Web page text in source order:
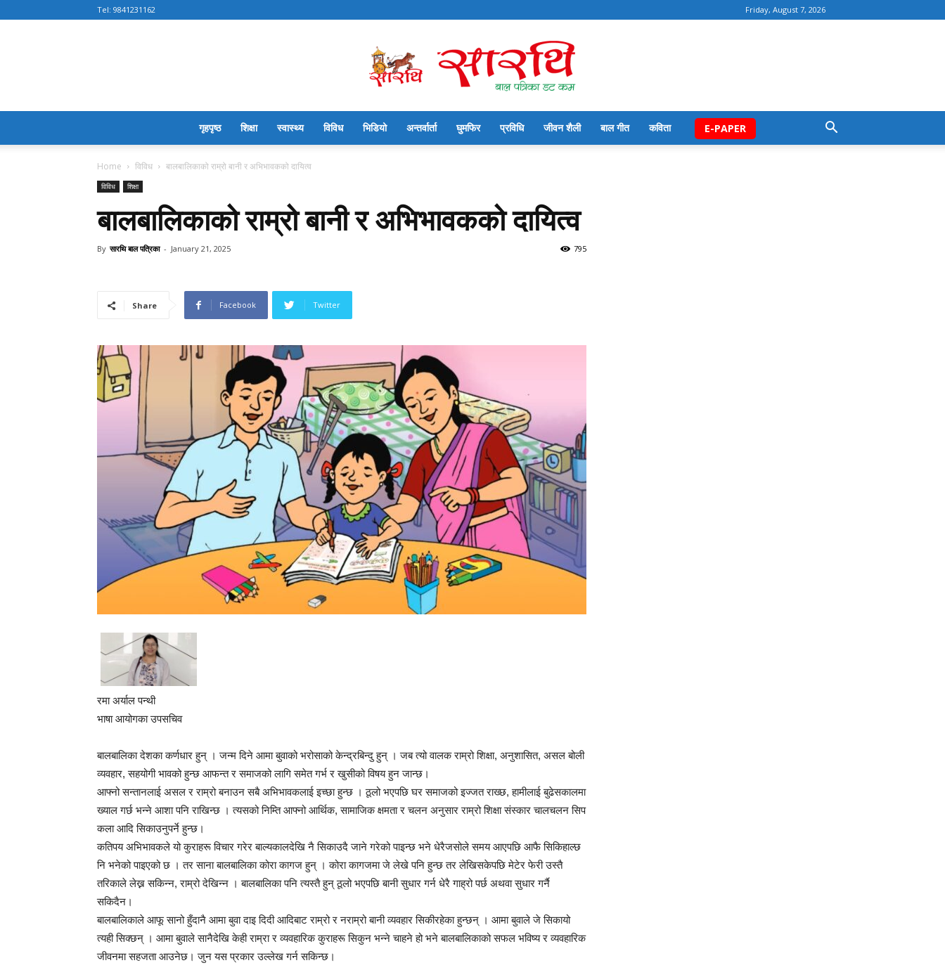
Friday, August 7, 2026
Tel: 9841231162
बाल
गृहपृष्ठ शिक्षा स्वास्थ्य विविध भिडियो अन्तर्वार्ता घुमफिर प्रविधि जीवन शैली बाल गीत कविता E-PAPER
Home विविध बालबालिकाको राम्रो बानी र अभिभावकको दायित्व
विविध शिक्षा
बालबालिकाको राम्रो बानी र अभिभावकको दायित्व
By सारथि बाल पत्रिका - January 21, 2025 795
Share Facebook Twitter
रमा अर्याल पन्थी
भाषा आयोगका उपसचिव
बालबालिका देशका कर्णधार हुन् । जन्म दिने आमा बुवाको भरोसाको केन्द्रबिन्दु हुन् । जब त्यो वालक राम्रो शिक्षा, अनुशासित, असल बोली
व्यवहार, सहयोगी भावको हुन्छ आफन्त र समाजको लागि समेत गर्भ र खुसीको विषय हुन जान्छ।
आफ्नो सन्तानलाई असल र राम्रो बनाउन सबै अभिभावकलाई इच्छा हुन्छ । ठूलो भएपछि घर समाजको इज्जत राख्छ, हामीलाई बुढेसकालमा
ख्याल गर्छ भन्ने आशा पनि राखिन्छ । त्यसको निम्ति आफ्नो आर्थिक, सामाजिक क्षमता र चलन अनुसार राम्रो शिक्षा संस्कार चालचलन सिप
कला आदि सिकाउनुपर्ने हुन्छ।
कतिपय अभिभावकले यो कुराहरू विचार गरेर बाल्यकालदेखि नै सिकाउदै जाने गरेको पाइन्छ भने धेरैजसोले समय आएपछि आफै सिकिहाल्छ
नि भनेको पाइएको छ । तर साना बालबालिका कोरा कागज हुन् । कोरा कागजमा जे लेखे पनि हुन्छ तर लेखिसकेपछि मेटेर फेरी उस्तै
तरिकाले लेख्न सकिन्न, राम्रो देखिन्न । बालबालिका पनि त्यस्तै हुन् ठूलो भएपछि बानी सुधार गर्न धेरै गाह्रो पर्छ अथवा सुधार गर्नै
सकिदैन।
बालबालिकाले आफू सानो हुँदानै आमा बुवा दाइ दिदी आदिबाट राम्रो र नराम्रो बानी व्यवहार सिकीरहेका हुन्छन् । आमा बुवाले जे सिकायो
त्यही सिक्छन् । आमा बुवाले सानैदेखि केही राम्रा र व्यवहारिक कुराहरू सिकुन भन्ने चाहने हो भने बालबालिकाको सफल भविष्य र व्यवहारिक
जीवनमा सहजता आउनेछ। जुन यस प्रकार उल्लेख गर्न सकिन्छ।